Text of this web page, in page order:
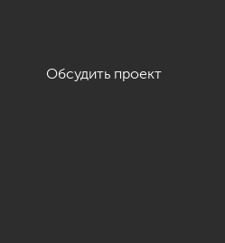
Обсудить проект